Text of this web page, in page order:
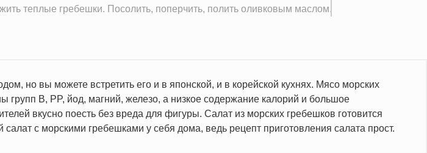
теплые гребешки. Посолить, поперчить, полить оливковым маслом.
но вы можете встретить его и в японской, и в корейской кухнях. Мясо морских
групп B, PP, йод, магний, железо, а низкое содержание калорий и большое
вкусно поесть без вреда для фигуры. Салат из морских гребешков готовится
с морскими гребешками у себя дома, ведь рецепт приготовления салата прост.